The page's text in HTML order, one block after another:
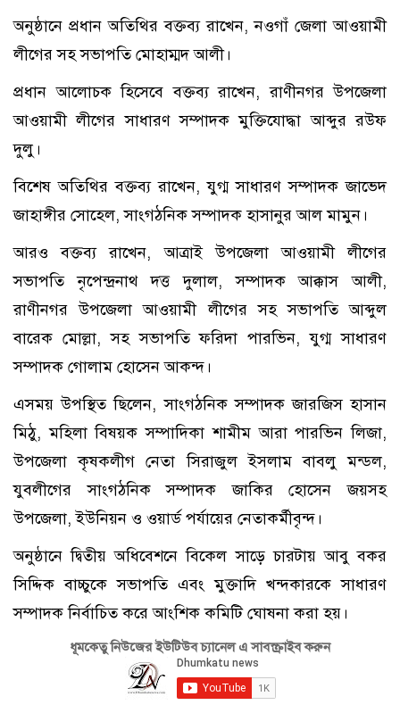
অনুষ্ঠানে প্রধান অতিথির বক্তব্য রাখেন, নওগাঁ জেলা আওয়ামী
লীগের সহ সভাপতি মোহাম্মদ আলী।
প্রধান আলোচক হিসেবে বক্তব্য রাখেন, রাণীনগর উপজেলা
আওয়ামী লীগের সাধারণ সম্পাদক মুক্তিযোদ্ধা আব্দুর রউফ
দুলু।
বিশেষ অতিথির বক্তব্য রাখেন, যুগ্ম সাধারণ সম্পাদক জাভেদ
জাহাঙ্গীর সোহেল, সাংগঠনিক সম্পাদক হাসানুর আল মামুন।
আরও বক্তব্য রাখেন, আত্রাই উপজেলা আওয়ামী লীগের
সভাপতি নৃপেন্দ্রনাথ দত্ত দুলাল, সম্পাদক আক্কাস আলী,
রাণীনগর উপজেলা আওয়ামী লীগের সহ সভাপতি আব্দুল
বারেক মোল্লা, সহ সভাপতি ফরিদা পারভিন, যুগ্ম সাধারণ
সম্পাদক গোলাম হোসেন আকন্দ।
এসময় উপস্থিত ছিলেন, সাংগঠনিক সম্পাদক জারজিস হাসান
মিঠু, মহিলা বিষয়ক সম্পাদিকা শামীম আরা পারভিন লিজা,
উপজেলা কৃষকলীগ নেতা সিরাজুল ইসলাম বাবলু মন্ডল,
যুবলীগের সাংগঠনিক সম্পাদক জাকির হোসেন জয়সহ
উপজেলা, ইউনিয়ন ও ওয়ার্ড পর্যায়ের নেতাকর্মীবৃন্দ।
অনুষ্ঠানে দ্বিতীয় অধিবেশনে বিকেল সাড়ে চারটায় আবু বকর
সিদ্দিক বাচ্চুকে সভাপতি এবং মুক্তাদি খন্দকারকে সাধারণ
সম্পাদক নির্বাচিত করে আংশিক কমিটি ঘোষনা করা হয়।
ধূমকেতু নিউজের ইউটিউব চ্যানেল এ সাবস্ক্রাইব করুন